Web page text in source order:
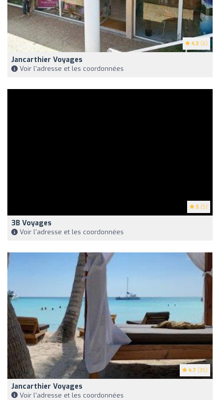
4.3 (6)
Jancarthier Voyages
Voir l'adresse et les coordonnées
5 (5)
3B Voyages
Voir l'adresse et les coordonnées
4.7 (35)
Jancarthier Voyages
Voir l'adresse et les coordonnées